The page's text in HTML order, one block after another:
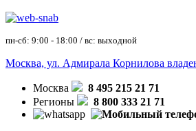
пн-сб: 9:00 - 18:00 / вс: выходной
Москва, ул. Адмирала Корнилова
Москва
8 495 215 21 71
Регионы
8 800 333 21 71